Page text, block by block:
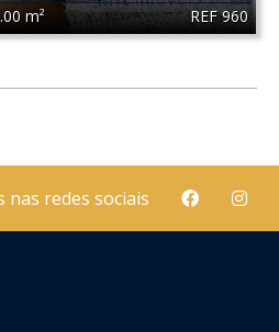
REF 960
m²
nas redes sociais